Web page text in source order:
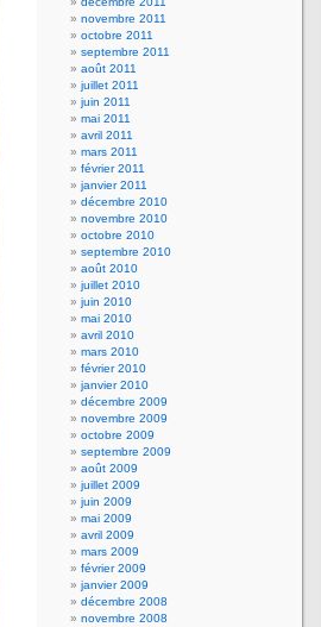
novembre 2011
octobre 2011
septembre 2011
août 2011
juillet 2011
juin 2011
mai 2011
avril 2011
mars 2011
février 2011
janvier 2011
décembre 2010
novembre 2010
octobre 2010
septembre 2010
août 2010
juillet 2010
juin 2010
mai 2010
avril 2010
mars 2010
février 2010
janvier 2010
décembre 2009
novembre 2009
octobre 2009
septembre 2009
août 2009
juillet 2009
juin 2009
mai 2009
avril 2009
mars 2009
février 2009
janvier 2009
décembre 2008
novembre 2008